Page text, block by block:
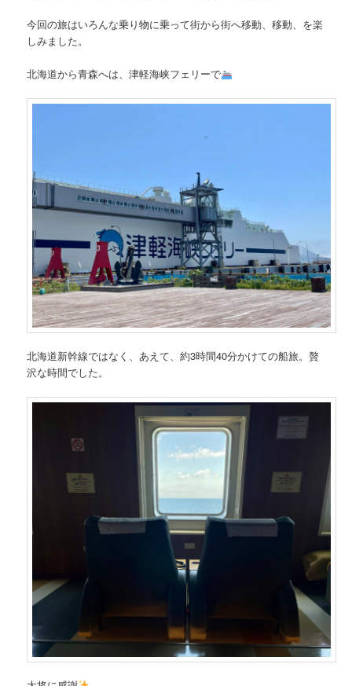
今回の旅はいろんな乗り物に乗って街から街へ移動、移動、を楽
しみました。
北海道から青森へは、津軽海峡フェリーで
北海道新幹線ではなく、あえて、約3時間40分かけての船旅。贅
沢な時間でした。